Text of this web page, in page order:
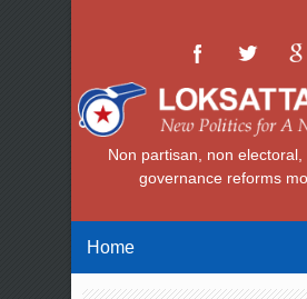
Non partisan, non electoral,
governance reforms